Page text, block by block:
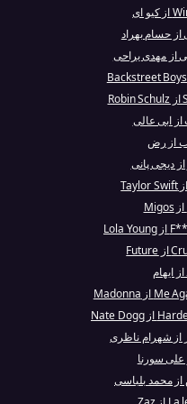
از حسام بهراد
از مهدی یراحی
ابی عالی
از رض
ایهام
از شهرام ناظری
علی سورنا
از محمد بلباسی